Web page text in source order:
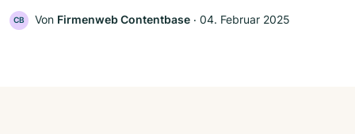
CB Von Firmenweb Contentbase ‧ 04. Februar 2025